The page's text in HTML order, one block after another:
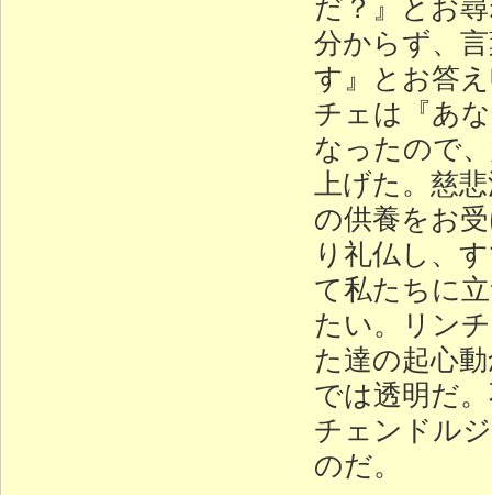
分からず、
す』とお答
チェは『あ
なったので
上げた。慈
の供養をお
り礼仏し、
て私たちに
たい。リン
た達の起心
では透明だ
チェンドル
のだ。